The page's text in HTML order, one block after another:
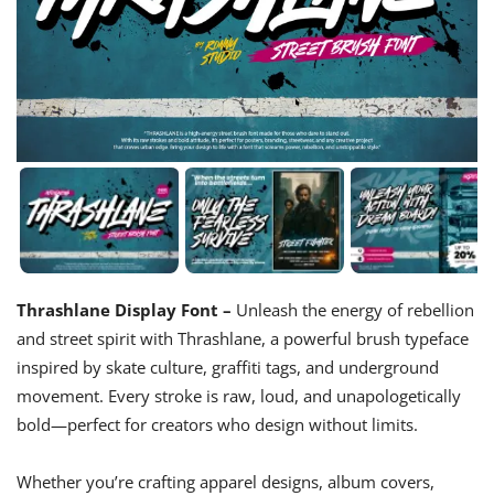
Thrashlane Display Font – Unleash the energy of rebellion
and street spirit with Thrashlane, a powerful brush typeface
inspired by skate culture, graffiti tags, and underground
movement. Every stroke is raw, loud, and unapologetically
bold—perfect for creators who design without limits.
Whether you’re crafting apparel designs, album covers,